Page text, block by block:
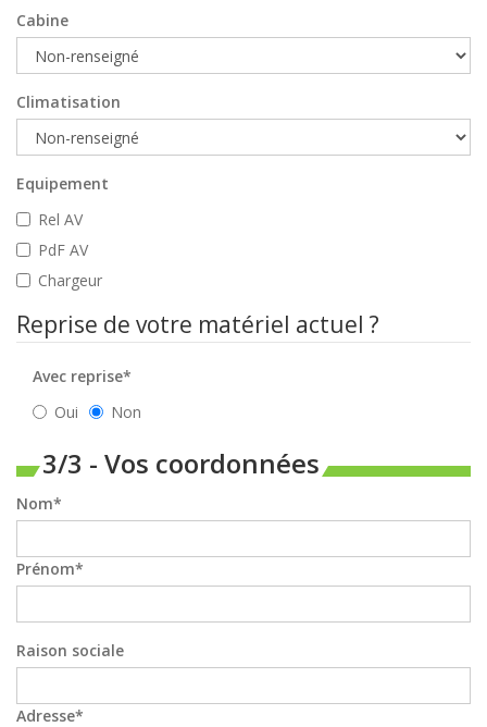
Cabine
Climatisation
Equipement
Rel AV
PdF AV
Chargeur
Reprise de votre matériel actuel ?
Avec reprise*
Oui
Non
3/3 - Vos coordonnées
Nom
Prénom
Raison sociale
Adresse